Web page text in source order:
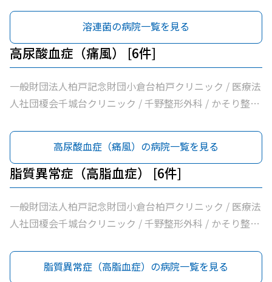
千葉市桜木園
溶連菌の病院一覧を見る
高尿酸血症（痛風） [6件]
一般財団法人柏戸記念財団小倉台柏戸クリニック / 医療法
人社団榎会千城台クリニック / 千野整形外科 / かそり整形
千葉市桜木園
高尿酸血症（痛風）の病院一覧を見る
脂質異常症（高脂血症） [6件]
一般財団法人柏戸記念財団小倉台柏戸クリニック / 医療法
人社団榎会千城台クリニック / 千野整形外科 / かそり整形
千葉市桜木園
脂質異常症（高脂血症）の病院一覧を見る